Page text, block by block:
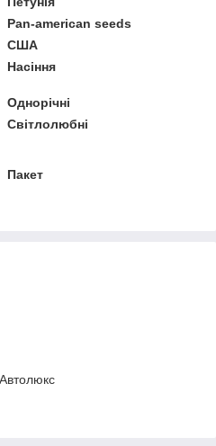
Pan-american seeds
США
Насіння
Однорічні
Світлолюбні
Пакет